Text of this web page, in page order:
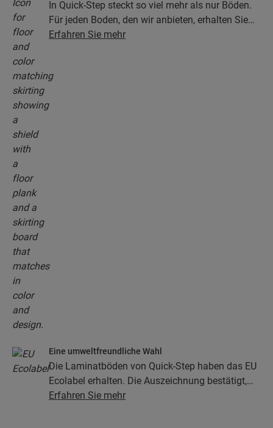
In Quick-Step steckt so viel mehr als nur Böden.
Für jeden Boden, den wir anbieten, erhalten Sie
eine ganze Kollektion aus Zubehör, einschließlich
Erfahren Sie mehr
Eine umweltfreundliche Wahl
Die Laminatböden von Quick-Step haben das EU
Ecolabel erhalten. Die Auszeichnung bestätigt,
dass die Böden zu mindestens 80 % aus
Erfahren Sie mehr